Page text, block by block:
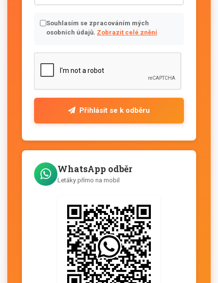
Souhlasím se zpracováním mých
osobních údajů. Zobrazit celé znění
Přihlásit se k odběru
WhatsApp odběr
Letáky přímo na mobil